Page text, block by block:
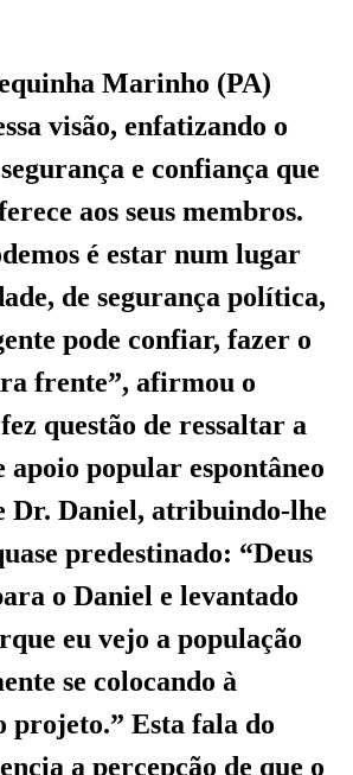
Marinho (PA)
visão, enfatizando o
e confiança que
aos seus membros.
é estar num lugar
de segurança política,
pode confiar, fazer o
frente”, afirmou o
questão de ressaltar a
apoio popular espontâneo
Dr. Daniel, atribuindo-lhe
predestinado: “Deus
o Daniel e levantado
eu vejo a população
se colocando à
projeto.” Esta fala do
a percepção de que o